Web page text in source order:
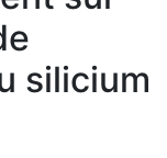
silicium